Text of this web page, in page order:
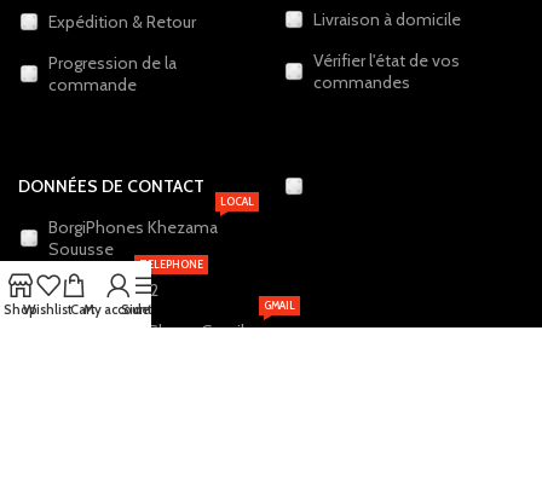
Expédition & Retour
Progression de la
commande
Livraison à domicile
Vérifier l'état de vos
commandes
DONNÉES DE CONTACT
BorgiPhones Khezama
Souusse
LOCAL
+216 20 12 19 22
TELEPHONE
BorgiPhones.Shop@Gmail.com
GMAIL
ShopWishlistCartMy account
Sidebar